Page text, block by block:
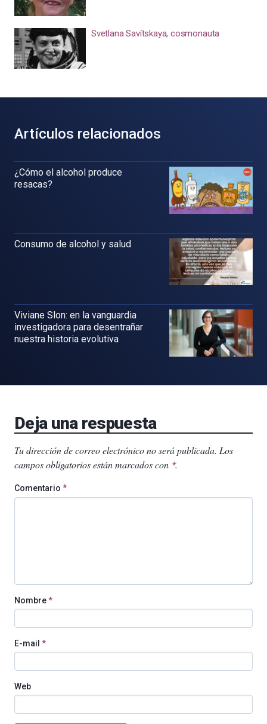
Svetlana Savítskaya, cosmonauta
Artículos relacionados
¿Cómo el alcohol produce
resacas?
Consumo de alcohol y salud
Viviane Slon: en la vanguardia
investigadora para desentrañar
nuestra historia evolutiva
Deja una respuesta
Tu dirección de correo electrónico no será publicada. Los
campos obligatorios están marcados con *.
Comentario *
Nombre*
E-mail *
Web